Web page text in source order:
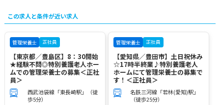
この求人と条件が近い求人
管理栄養士 正社員
【東京都／豊島区】8：30開始
★経験不問◎特別養護老人ホー
ムでの管理栄養士の募集＜正社
員＞
西武池袋線「東長崎駅」（徒
歩5分）
管理栄養士 正社員
【愛知県／豊田市】土日祝休み
☆17時半終業♪特別養護老人
ホームにて管理栄養士の募集で
す！＜正社員＞
名鉄三河線「若林(愛知)駅」
（徒歩25分）